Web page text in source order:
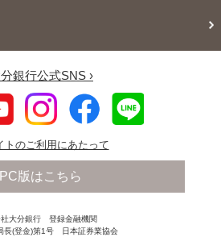
銀行公式SNS ›
トのご利用にあたって
PC版はこちら
社大分銀行 登録金融機関
長(登金)第1号 日本証券業協会